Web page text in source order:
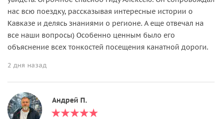
нас всю поездку, рассказывая интересные истории о
Кавказе и делясь знаниями о регионе. А еще отвечал на
все наши вопросы) Особенно ценным было его
объяснение всех тонкостей посещения канатной дороги.
2 дня назад
Андрей П.